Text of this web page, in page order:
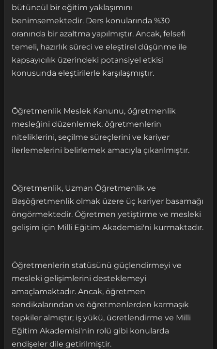
bütüncül bir eğitim yaklaşımını
benimsemektedir. Ders konularında %30
oranında bir azaltma yapılmıştır. Ancak, felsefi
temeli, hazırlık süreci ve eleştirel düşünme ile
kapsayıcılık üzerindeki potansiyel etkisi
konusunda eleştirilerle karşılaşmıştır.
Öğretmenlik Meslek Kanunu, öğretmenlik
mesleğini düzenlemek, öğretmenlerin
niteliklerini, seçilme süreçlerini ve kariyer
ilerlemelerini belirlemek amacıyla çıkarılmıştır.
Öğretmenlik, Uzman Öğretmenlik ve
Başöğretmenlik olmak üzere üç kariyer basamağı
öngörmektedir. Öğretmen yetiştirme ve mesleki
gelişim için Milli Eğitim Akademisi'ni kurmaktadır.
Öğretmenlerin statüsünü güçlendirmeyi ve
mesleki gelişimlerini desteklemeyi
amaçlamaktadır. Ancak, öğretmen
sendikalarından ve öğretmenlerden karmaşık
tepkiler almıştır; iş yükü, ücretlendirme ve Milli
Eğitim Akademisi'nin rolü gibi konularda
endişeler dile getirilmiştir.